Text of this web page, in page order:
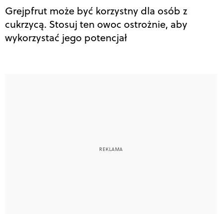
Grejpfrut może być korzystny dla osób z
cukrzycą. Stosuj ten owoc ostrożnie, aby
wykorzystać jego potencjał